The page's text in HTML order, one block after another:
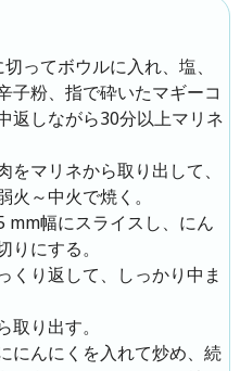
ってボウルに入れ、塩、
子粉、指で砕いたマギーコ
返しながら30分以上マリネ
マリネから取り出して、
～中火で焼く。
mm幅にスライスし、にん
にする。
くり返して、しっかり中ま
り出す。
にんにくを入れて炒め、続